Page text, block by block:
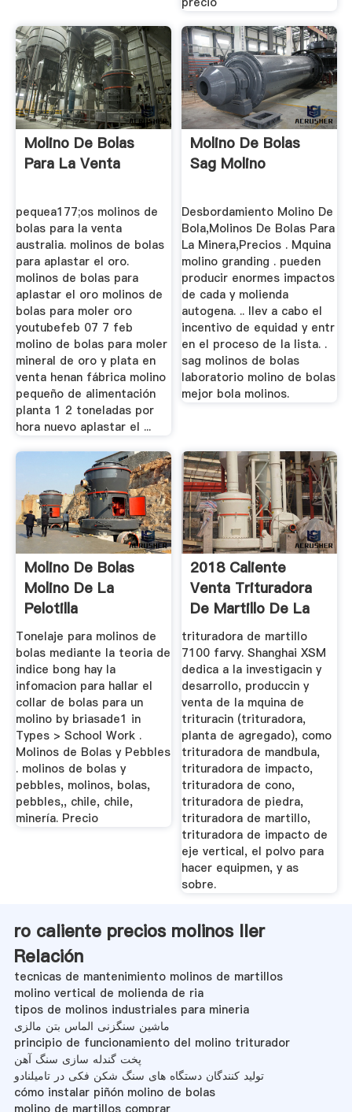
Molino De Bolas
Para La Venta
pequea177;os molinos de
bolas para la venta
australia. molinos de bolas
para aplastar el oro.
molinos de bolas para
aplastar el oro molinos de
bolas para moler oro
youtubefeb 07 7 feb
molino de bolas para moler
mineral de oro y plata en
venta henan fábrica molino
pequeño de alimentación
planta 1 2 toneladas por
hora nuevo aplastar el ...
Molino De Bolas
Sag Molino
Desbordamiento Molino De
Bola,Molinos De Bolas Para
La Minera,Precios . Mquina
molino granding . pueden
producir enormes impactos
de cada y molienda
autogena. .. llev a cabo el
incentivo de equidad y entr
en el proceso de la lista. .
sag molinos de bolas
laboratorio molino de bolas
mejor bola molinos.
Molino De Bolas
Molino De La
Pelotilla
Tonelaje para molinos de
bolas mediante la teoria de
indice bong hay la
infomacion para hallar el
collar de bolas para un
molino by briasade1 in
Types > School Work .
Molinos de Bolas y Pebbles
. molinos de bolas y
pebbles, molinos, bolas,
pebbles,, chile, chile,
minería. Precio
2018 Caliente
Venta Trituradora
De Martillo De La
Mquina
trituradora de martillo
7100 farvy. Shanghai XSM
dedica a la investigacin y
desarrollo, produccin y
venta de la mquina de
trituracin (trituradora,
planta de agregado), como
trituradora de mandbula,
trituradora de impacto,
trituradora de cono,
trituradora de piedra,
trituradora de martillo,
trituradora de impacto de
eje vertical, el polvo para
hacer equipmen, y as
sobre.
ro caliente precios molinos ller
Relación
tecnicas de mantenimiento molinos de martillos
molino vertical de molienda de ria
tipos de molinos industriales para mineria
ماشین سنگزنی الماس بتن مالزی
principio de funcionamiento del molino triturador
پخت گندله سازی سنگ آهن
تولید کنندگان دستگاه های سنگ شکن فکی در تامیلنادو
cómo instalar piñón molino de bolas
molino de martillos comprar